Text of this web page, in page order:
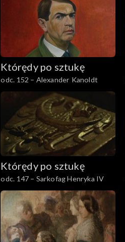
Którędy po sztukę
odc. 152 – Alexander Kanoldt
Którędy po sztukę
odc. 147 – Sarkofag Henryka IV